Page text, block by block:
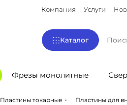
Компания Услуги
Каталог
Фрезы монолитные
Пластины токарные Пластины для